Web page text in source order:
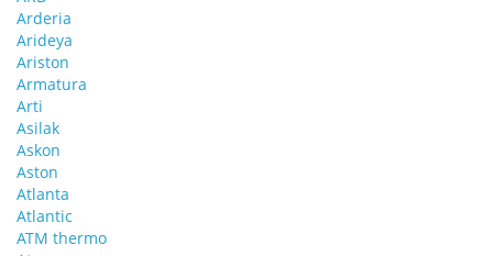
Arderia
Arideya
Ariston
Armatura
Arti
Asilak
Askon
Aston
Atlanta
Atlantic
ATM thermo